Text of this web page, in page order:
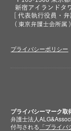
プライバシーポリシー
プライバシーマーク取
弁護士法人
付与される 「プライバ